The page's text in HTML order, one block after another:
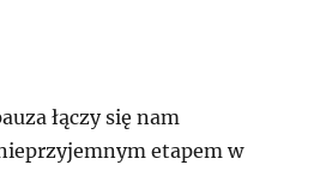
łączy się nam
etapem w